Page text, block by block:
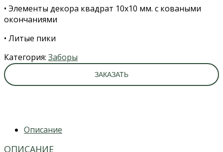
• Элементы декора квадрат 10х10 мм. с коваными
окончаниями
• Литые пики
Категория: Заборы
ЗАКАЗАТЬ
Описание
ОПИСАНИЕ